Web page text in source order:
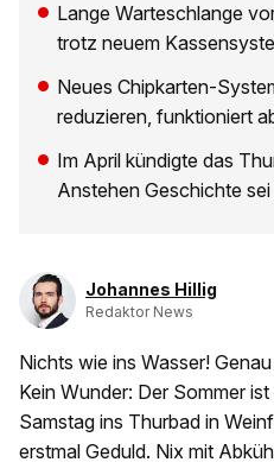
Lange Warteschlange
trotz neuem
Neues Chipkarten-
reduzieren, funktioniert
Im April kündigte das
Anstehen Geschichte sei
Johannes Hillig
Redaktor News
Nichts wie ins Wasser!
Kein Wunder: Der Sommer
Samstag ins Thurbad in
erstmal Geduld. Nix mit